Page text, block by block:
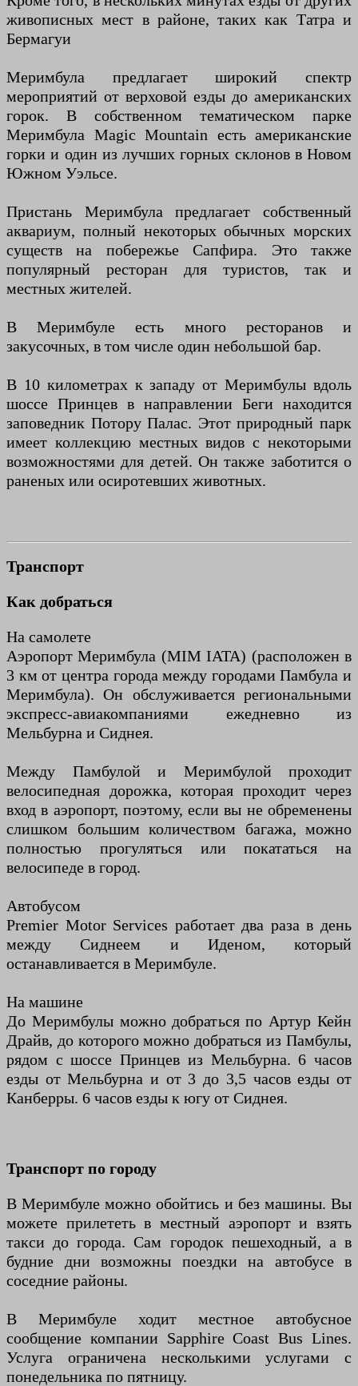
живописных мест в районе, таких как Татра и
Бермагуи
Меримбула предлагает широкий спектр
мероприятий от верховой езды до американских
горок. В собственном тематическом парке
Меримбула Magic Mountain есть американские
горки и один из лучших горных склонов в Новом
Южном Уэльсе.
Пристань Меримбула предлагает собственный
аквариум, полный некоторых обычных морских
существ на побережье Сапфира. Это также
популярный ресторан для туристов, так и
местных жителей.
В Меримбуле есть много ресторанов и
закусочных, в том числе один небольшой бар.
В 10 километрах к западу от Меримбулы вдоль
шоссе Принцев в направлении Беги находится
заповедник Потору Палас. Этот природный парк
имеет коллекцию местных видов с некоторыми
возможностями для детей. Он также заботится о
раненых или осиротевших животных.
Транспорт
Как добраться
На самолете
Аэропорт Меримбула (MIM IATA) (расположен в
3 км от центра города между городами Памбула и
Меримбула). Он обслуживается региональными
экспресс-авиакомпаниями ежедневно из
Мельбурна и Сиднея.
Между Памбулой и Меримбулой проходит
велосипедная дорожка, которая проходит через
вход в аэропорт, поэтому, если вы не обременены
слишком большим количеством багажа, можно
полностью прогуляться или покататься на
велосипеде в город.
Автобусом
Premier Motor Services работает два раза в день
между Сиднеем и Иденом, который
останавливается в Меримбуле.
На машине
До Меримбулы можно добраться по Артур Кейн
Драйв, до которого можно добраться из Памбулы,
рядом с шоссе Принцев из Мельбурна. 6 часов
езды от Мельбурна и от 3 до 3,5 часов езды от
Канберры. 6 часов езды к югу от Сиднея.
Транспорт по городу
В Меримбуле можно обойтись и без машины. Вы
можете прилететь в местный аэропорт и взять
такси до города. Сам городок пешеходный, а в
будние дни возможны поездки на автобусе в
соседние районы.
В Меримбуле ходит местное автобусное
сообщение компании Sapphire Coast Bus Lines.
Услуга ограничена несколькими услугами с
понедельника по пятницу.